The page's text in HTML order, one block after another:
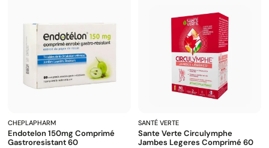
CHEPLAPHARM
Endotelon 150mg Comprimé
Gastroresistant 60
SANTÉ VERTE
Sante Verte Circulymphe
Jambes Legeres Comprimé 60